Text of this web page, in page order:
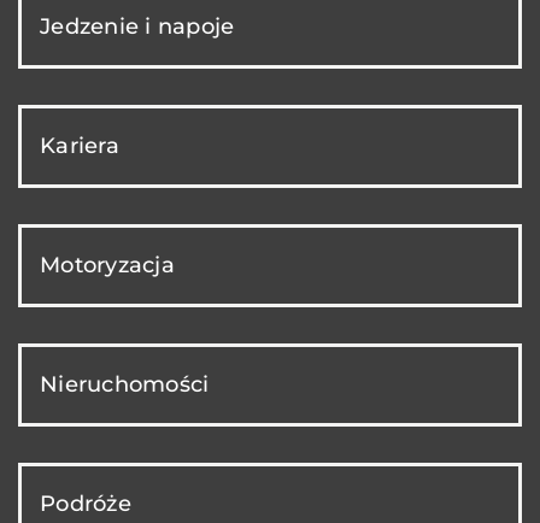
Jedzenie i napoje
Kariera
Motoryzacja
Nieruchomości
Podróże